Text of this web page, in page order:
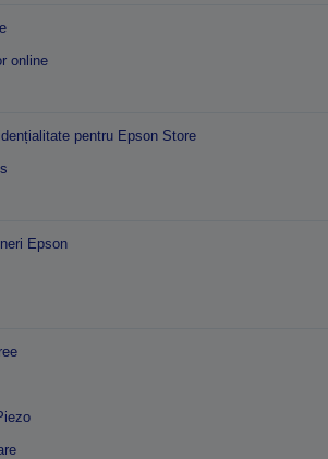
online
pentru Epson Store
Epson